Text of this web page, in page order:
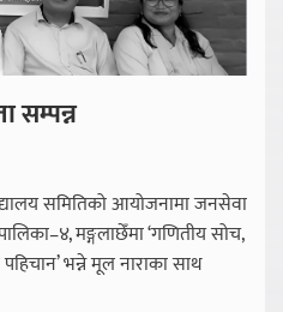
सम्पन्न
समितिको आयोजनामा जनसेवा
मङ्गलाछेँमा ‘गणितीय सोच,
पहिचान’ भन्ने मूल नाराका साथ